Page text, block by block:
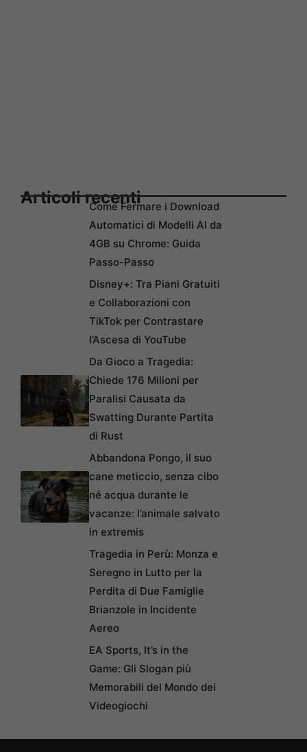
Articoli recentiCome Fermare i Download
Automatici di Modelli AI da
4GB su Chrome: Guida
Passo-Passo
Disney+: Tra Piani Gratuiti
e Collaborazioni con
TikTok per Contrastare
l’Ascesa di YouTube
Da Gioco a Tragedia:
Chiede 176 Milioni per
Paralisi Causata da
Swatting Durante Partita
di Rust
Abbandona Pongo, il suo
cane meticcio, senza cibo
né acqua durante le
vacanze: l’animale salvato
in extremis
Tragedia in Perù: Monza e
Seregno in Lutto per la
Perdita di Due Famiglie
Brianzole in Incidente
Aereo
EA Sports, It’s in the
Game: Gli Slogan più
Memorabili del Mondo dei
Videogiochi